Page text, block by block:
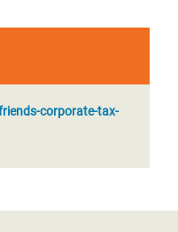
corporate-tax-